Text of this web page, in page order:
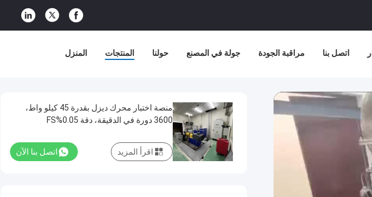
المنزل المنتجات حولنا جولة في المصنع مراقبة الجودة اتصل بنا
منصة اختبار محرك ديزل بقدرة 45 كيلو واط،
3600 دورة في الدقيقة، دقة 0.05%FS
اتصل بنا الآن اقرأ المزيد